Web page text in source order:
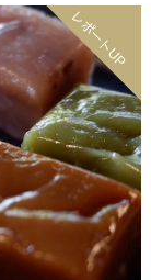
レポートUP